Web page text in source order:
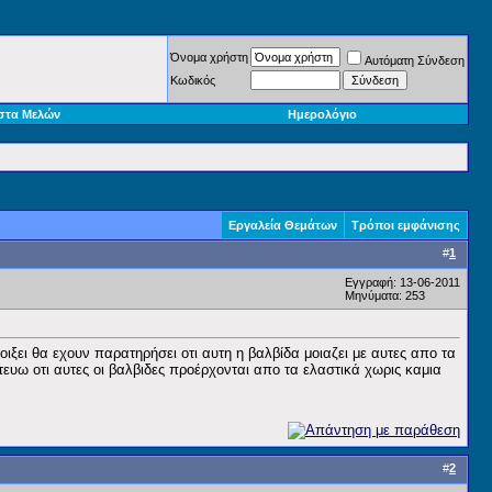
Όνομα χρήστη
Αυτόματη Σύνδεση
Κωδικός
Μελών Ημερολόγιο
Εργαλεία Θεμάτων Τρόποι εμφάνισης
#1
Εγγραφή: 13-06-2011
Μηνύματα: 253
θα εχουν παρατηρήσει οτι αυτη η βαλβίδα μοιαζει με αυτες απο τα
οτι αυτες οι βαλβιδες προέρχονται απο τα ελαστικά χωρις καμια
#2